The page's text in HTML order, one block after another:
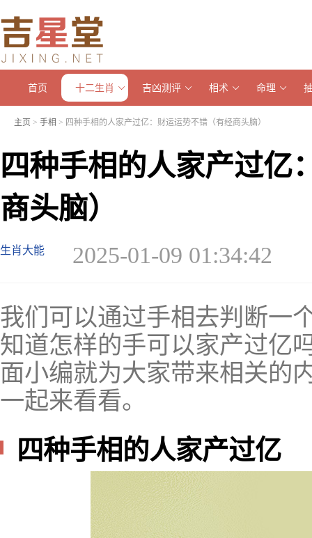
首页 十二生肖 吉凶测评 相术 命理
主页 > 手相 > 四种手相的人家产过亿：财运运势不错（有经商头脑）
四种手相的人家产过亿
商头脑）
生肖大能 2025-01-09 01:34:42
我们可以通过手相去判断一
知道怎样的手可以家产过亿
面小编就为大家带来相关的
一起来看看。
四种手相的人家产过亿